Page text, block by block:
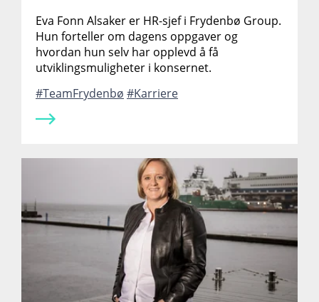
Eva Fonn Alsaker er HR-sjef i Frydenbø Group.
Hun forteller om dagens oppgaver og
hvordan hun selv har opplevd å få
utviklingsmuligheter i konsernet.
TeamFrydenbø
Karriere